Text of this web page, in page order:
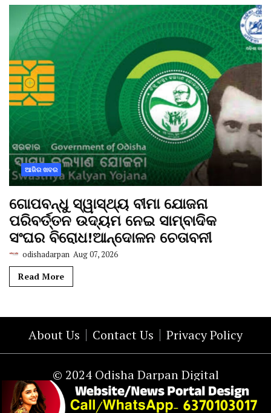
ଆଜିର ଖବର
ଗୋପବନ୍ଧୁ ସ୍ୱାସ୍ଥ୍ୟ ବୀମା ଯୋଜନା
ପରିବର୍ତ୍ତନ ଉଦ୍ୟମ ନେଇ ସାମ୍ବାଦିକ
ସଂଘର ବିରୋଧ!ଆନ୍ଦୋଳନ ଚେତାବନୀ
odishadarpan Aug 07, 2026
Read More
About Us Contact Us Privacy Policy
© 2024 Odisha Darpan Digital